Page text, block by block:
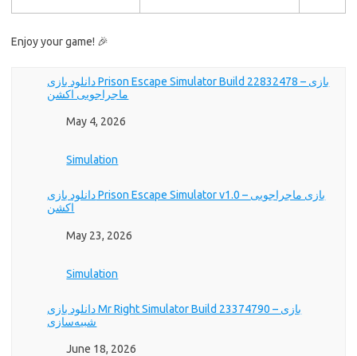
Enjoy your game! 🎉
دانلود بازی Prison Escape Simulator Build 22832478 – بازی
ماجراجویی اکشن
Date
May 4, 2026
In relation to
Simulation
دانلود بازی Prison Escape Simulator v1.0 – بازی ماجراجویی
اکشن
Date
May 23, 2026
In relation to
Simulation
دانلود بازی Mr Right Simulator Build 23374790 – بازی
شبیه‌سازی
Date
June 18, 2026